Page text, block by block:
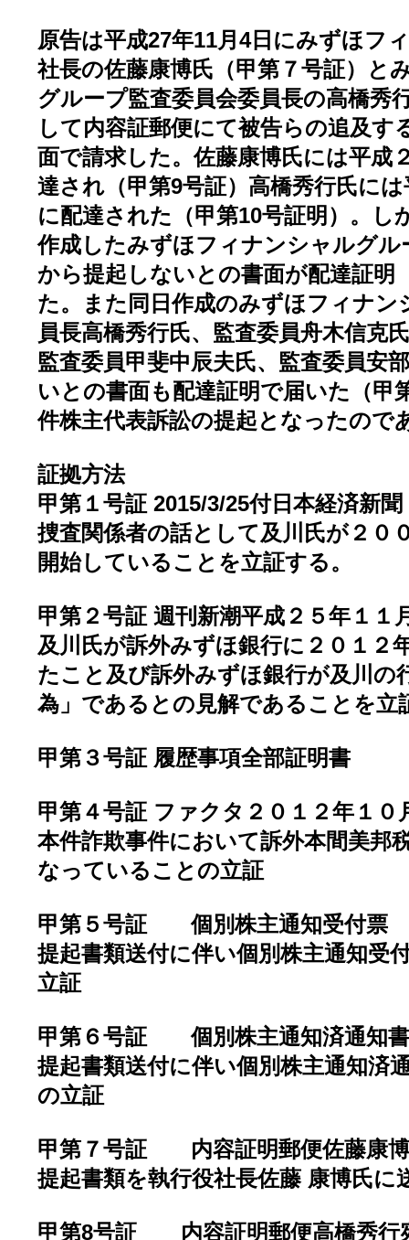
原告は平成27年11月4日にみずほフ
社長の佐藤康博氏（甲第７号証）と
グループ監査委員会委員長の高橋秀
して内容証郵便にて被告らの追及す
面で請求した。佐藤康博氏には平成
達され（甲第9号証）高橋秀行氏に
に配達された（甲第10号証明）。し
作成したみずほフィナンシャルグル
から提起しないとの書面が配達証明
た。また同日作成のみずほフィナン
員長高橋秀行氏、監査委員舟木信克
監査委員甲斐中辰夫氏、監査委員安
いとの書面も配達証明で届いた（甲
件株主代表訴訟の提起となったので
証拠方法
甲第１号証 2015/3/25付日本経済新
捜査関係者の話として及川氏が２０
開始していることを立証する。
甲第２号証 週刊新潮平成２５年１１
及川氏が訴外みずほ銀行に２０１２
たこと及び訴外みずほ銀行が及川の
為」であるとの見解であることを立
甲第３号証 履歴事項全部証明書
甲第４号証 ファクタ２０１２年１０
本件詐欺事件において訴外本間美邦
なっていることの立証
甲第５号証 個別株主通知受付票
提起書類送付に伴い個別株主通知受
立証
甲第６号証 個別株主通知済通知書
提起書類送付に伴い個別株主通知済
の立証
甲第７号証 内容証明郵便佐藤康
提起書類を執行役社長佐藤 康博氏に
甲第8号証 内容証明郵便高橋秀行